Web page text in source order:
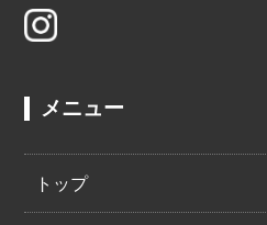
メニュー
トップ